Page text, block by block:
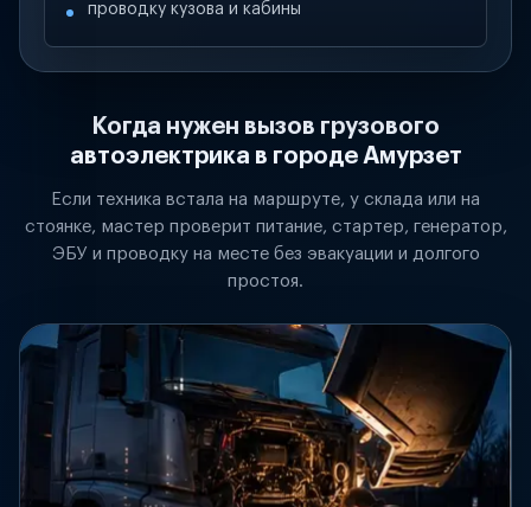
проводку кузова и кабины
Когда нужен вызов грузового
автоэлектрика в городе Амурзет
Если техника встала на маршруте, у склада или на
стоянке, мастер проверит питание, стартер, генератор,
ЭБУ и проводку на месте без эвакуации и долгого
простоя.